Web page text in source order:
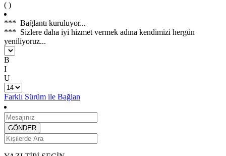
( )
*** Bağlantı kuruluyor...
*** Sizlere daha iyi hizmet vermek adına kendimizi hergün
yeniliyoruz...
B
I
U
Farklı Sürüm ile Bağlan
GÖNDER